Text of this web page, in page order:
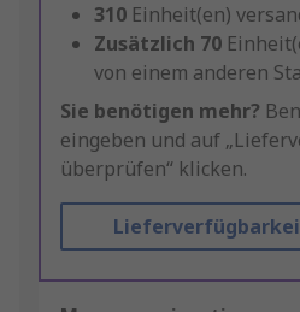
310 Einheit(en)
Zusätzlich 70
von einem anderen
Sie benötigen mehr?
eingeben und auf
überprüfen“ klicken.